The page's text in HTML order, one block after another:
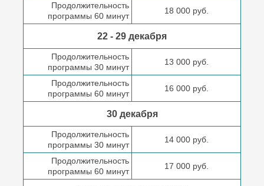
Продолжительность
программы 60 минут
18 000 руб.
22 - 29 декабря
Продолжительность
программы 30 минут
13 000 руб.
Продолжительность
программы 60 минут
16 000 руб.
30 декабря
Продолжительность
программы 30 минут
14 000 руб.
Продолжительность
программы 60 минут
17 000 руб.